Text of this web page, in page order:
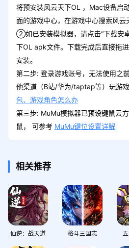
将预安装风云天下OL ，Mac设备启
面的游戏中心，在游戏中心搜索风云
②如已安装模拟器，请点击“下载安
下OL apk文件。下载完成后直接拖
安装。
第二步: 登录游戏账号，无法使用之
他渠道（B站/华为/taptap等）玩游
包、游戏角色怎么办
第三步: MuMu模拟器已预设键鼠云
鼠， 可参考 MuMu键位设置详解
相关推荐
仙逆：战天道 格斗三国志